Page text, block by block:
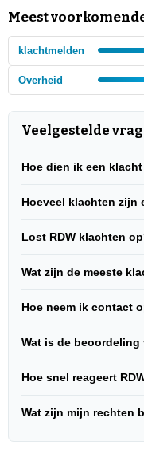
Meest
klachtmelden
Overheid
Veelgestelde
Hoe dien ik een
Hoeveel klachten zijn
Lost RDW klachten
Wat zijn de meeste
Hoe neem ik contact
Wat is de beoordeling
Hoe snel reageert
Wat zijn mijn rechten